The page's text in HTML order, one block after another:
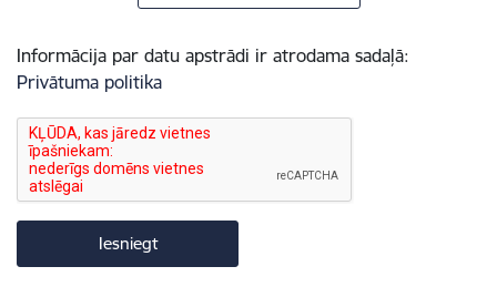
Informācija par datu apstrādi ir atrodama sadaļā:
Privātuma politika